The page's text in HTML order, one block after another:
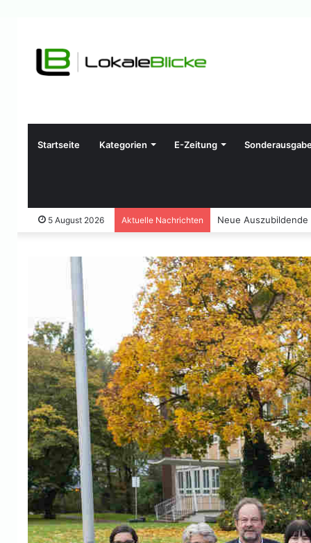
Startseite Kategorien E-Zeitung
5 August 2026 Aktuelle Nachrichten Neue